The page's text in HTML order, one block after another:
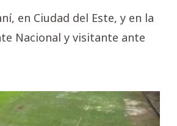
en Ciudad del Este, y en la
Nacional y visitante ante